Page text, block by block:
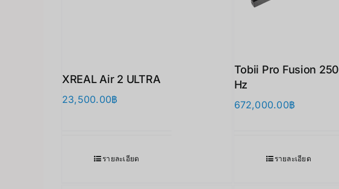
XREAL Air 2 ULTRA
23,500.00฿
รายละเอียด
Tobii Pro Fusion 250
Hz
672,000.00฿
รายละเอียด